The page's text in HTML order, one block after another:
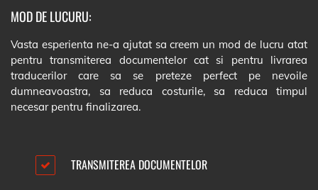
MOD DE LUCURU:
Vasta esperienta ne-a ajutat sa creem un mod de lucru atat
pentru transmiterea documentelor cat si pentru livrarea
traducerilor care sa se preteze perfect pe nevoile
dumneavoastra, sa reduca costurile, sa reduca timpul
necesar pentru finalizarea.
TRANSMITEREA DOCUMENTELOR